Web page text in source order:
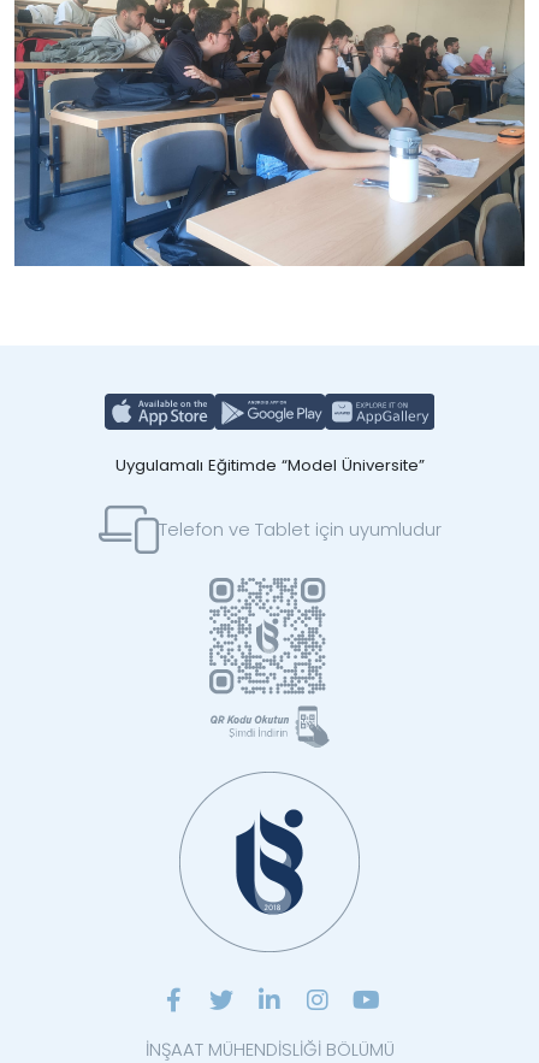
Uygulamalı Eğitimde “Model Üniversite”
Telefon ve Tablet için uyumludur
İNŞAAT MÜHENDİSLİĞİ BÖLÜMÜ